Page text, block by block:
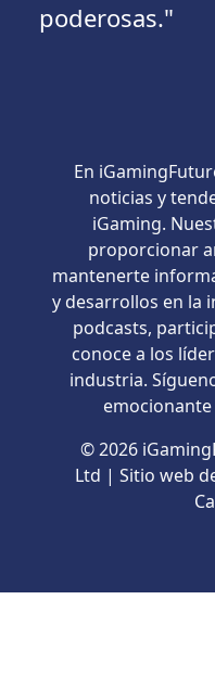
poderosas."
En
noticias y
iGaming.
proporcionar
mantenerte
y desarrollos en la
podcasts,
conoce a los
industria.
© 2026
Ltd | Sitio web